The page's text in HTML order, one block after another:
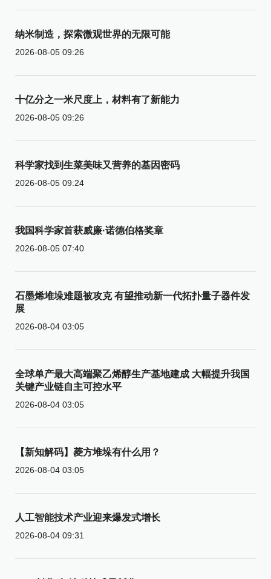
纳米制造，探索微观世界的无限可能
2026-08-05 09:26
十亿分之一米尺度上，材料有了新能力
2026-08-05 09:26
科学家找到生菜美味又营养的基因密码
2026-08-05 09:24
我国科学家首获威廉·诺德伯格奖章
2026-08-05 07:40
石墨烯堆垛难题被攻克 有望推动新一代拓扑量子器件发
展
2026-08-04 03:05
全球单产最大高端聚乙烯醇生产基地建成 大幅提升我国
关键产业链自主可控水平
2026-08-04 03:05
【新知解码】菱方堆垛有什么用？
2026-08-04 03:05
人工智能技术产业迎来爆发式增长
2026-08-04 09:31